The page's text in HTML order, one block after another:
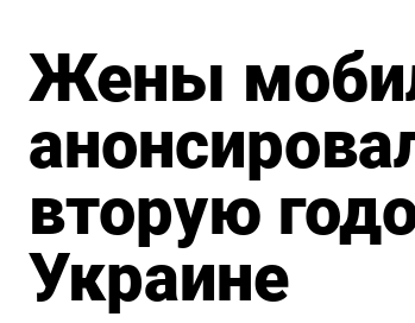
Жены
вторую
Украине